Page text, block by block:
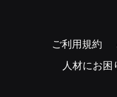
ご利用規約
人材にお